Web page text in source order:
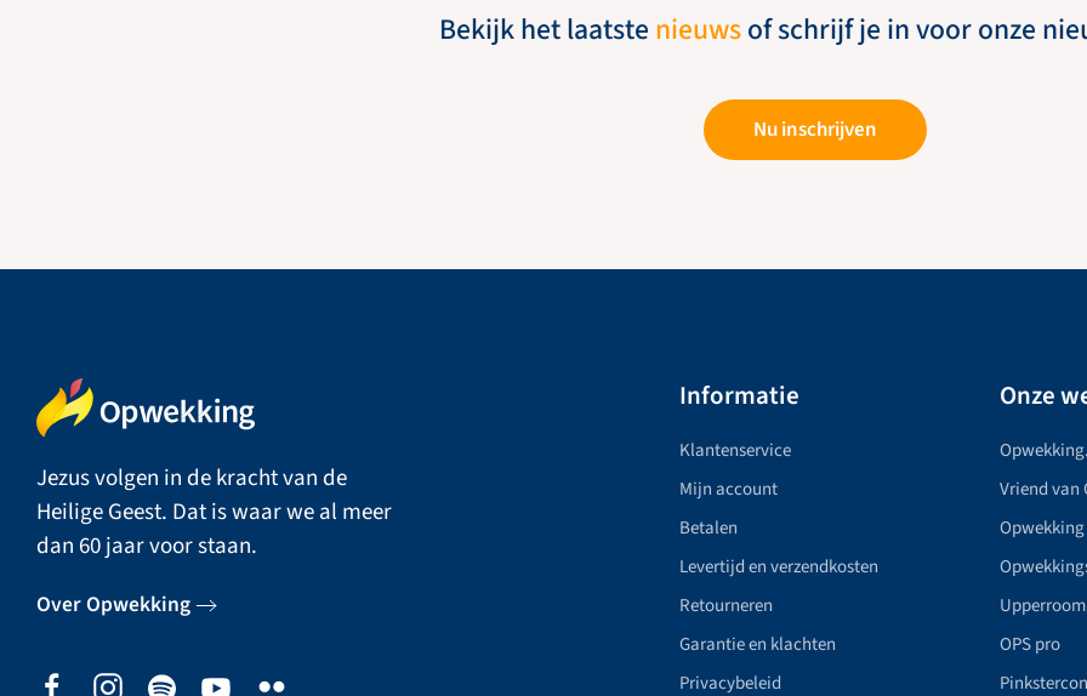
Bekijk het laatste nieuwsof schrijf je in voor onze
Nu inschrijven
Jezus volgen in de kracht van de
Heilige Geest. Dat is waar we al meer
dan 60 jaar voor staan.
Over Opwekking
Informatie
Klantenservice
Mijn account
Betalen
Levertijd en verzendkosten
Retourneren
Garantie en klachten
Privacybeleid
Onze
Vriend van
Upperroom
OPS pro